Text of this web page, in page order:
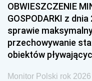
OBWIESZCZENIE
GOSPODARKI z
sprawie
przechowywanie
obiektów
Monitor Polski rok 2026